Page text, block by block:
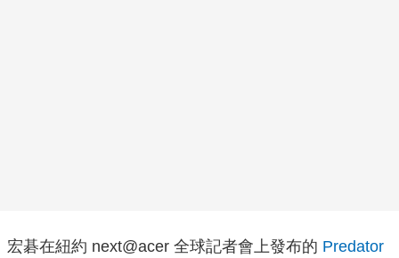
宏碁在紐約 next@acer 全球記者會上發布的 Predator